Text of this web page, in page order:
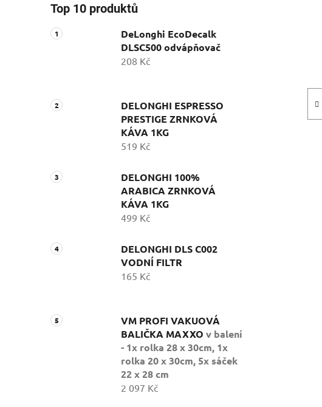
Top 10 produktů
DeLonghi EcoDecalk
DLSC500 odvápňovač
208 Kč
DELONGHI ESPRESSO
PRESTIGE ZRNKOVÁ
KÁVA 1KG
519 Kč
DELONGHI 100%
ARABICA ZRNKOVÁ
KÁVA 1KG
499 Kč
DELONGHI DLS C002
VODNÍ FILTR
165 Kč
VM PROFI VAKUOVÁ
BALIČKA MAXXO v balení
- 1x rolka 28 x 30cm, 1x
rolka 20 x 30cm, 5x sáček
22 x 28 cm
2 097 Kč